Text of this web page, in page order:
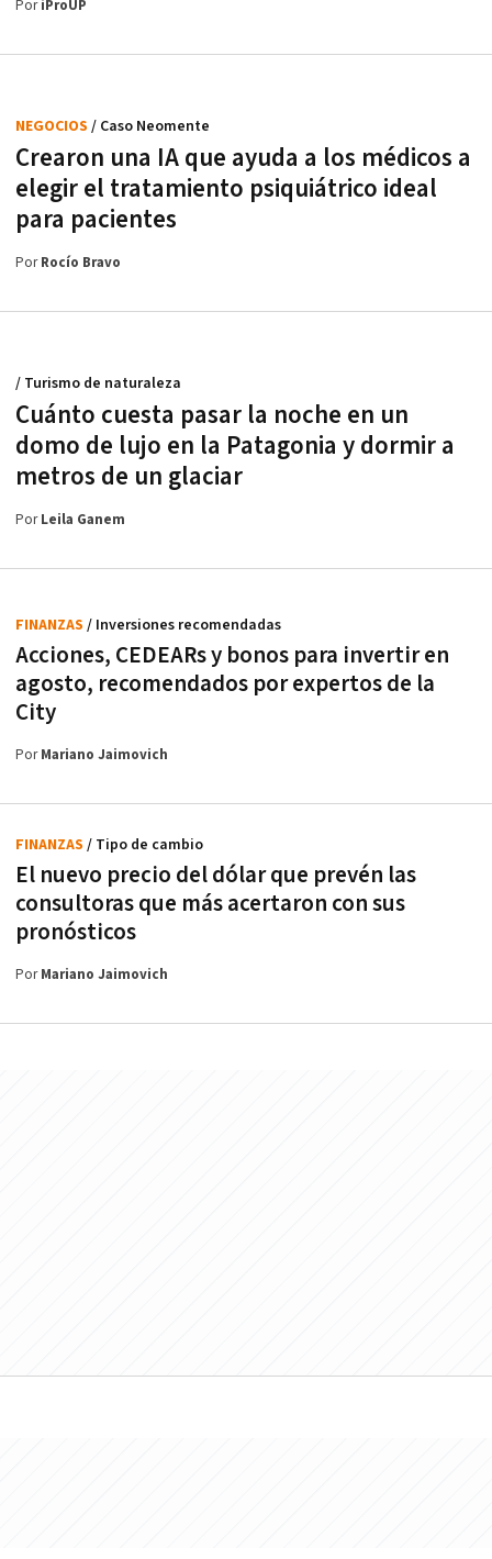
PoriProUP
Crearon una IA que ayuda a los médicos a
elegir el tratamiento psiquiátrico ideal
para pacientes
NEGOCIOS / Caso Neomente
PorRocío Bravo
Cuánto cuesta pasar la noche en un
domo de lujo en la Patagonia y dormir a
metros de un glaciar
/ Turismo de naturaleza
PorLeila Ganem
Acciones, CEDEARs y bonos para invertir en
agosto, recomendados por expertos de la
City
FINANZAS / Inversiones recomendadas
PorMariano Jaimovich
El nuevo precio del dólar que prevén las
consultoras que más acertaron con sus
pronósticos
FINANZAS / Tipo de cambio
PorMariano Jaimovich